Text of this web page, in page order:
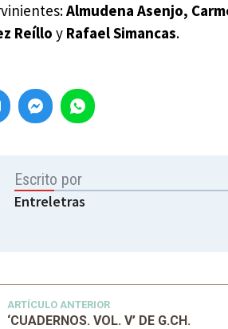
Almudena Asenjo,
Reíllo y Rafael Simancas.
Escrito por
Entreletras
ARTÍCULO ANTERIOR
‘CUADERNOS. VOL. V’ DE G.CH.